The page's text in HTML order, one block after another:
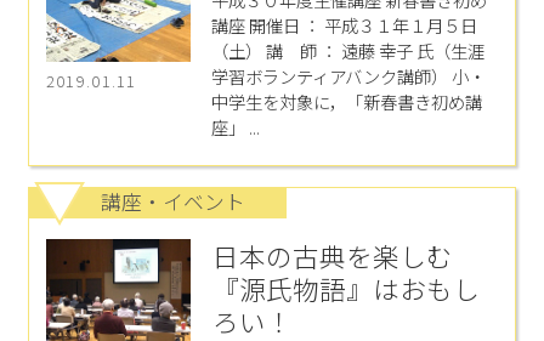
2019.01.11
講座 開催日 ： 平成３１年１月５日
（土） 講 師 ： 遠藤 幸子 氏（生涯
学習ボランティアバンク講師） 小・
中学生を対象に，「新春書き初め講
座」 ...
講座・イベント
日本の古典を楽しむ
『源氏物語』はおもし
ろい！